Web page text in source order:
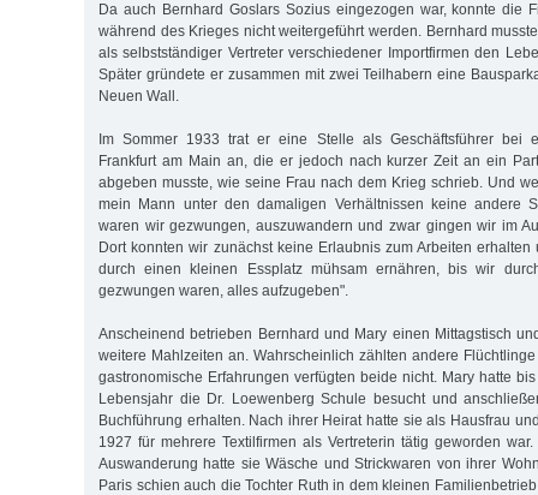
Da auch Bernhard Goslars Sozius eingezogen war, konnte die
während des Krieges nicht weitergeführt werden. Bernhard
als selbstständiger Vertreter verschiedener Importfirmen den
Später gründete er zusammen mit zwei Teilhabern eine
Neuen Wall.
Im Sommer 1933 trat er eine Stelle als Geschäftsführer bei
Frankfurt am Main an, die er jedoch nach kurzer Zeit an ein
abgeben musste, wie seine Frau nach dem Krieg schrieb. Und
mein Mann unter den damaligen Verhältnissen keine andere
waren wir gezwungen, auszuwandern und zwar gingen wir im
Dort konnten wir zunächst keine Erlaubnis zum Arbeiten
durch einen kleinen Essplatz mühsam ernähren, bis wir
gezwungen waren, alles aufzugeben".
Anscheinend betrieben Bernhard und Mary einen Mittagstisch
weitere Mahlzeiten an. Wahrscheinlich zählten andere
gastronomische Erfahrungen verfügten beide nicht. Mary hatte
Lebensjahr die Dr. Loewenberg Schule besucht und
Buchführung erhalten. Nach ihrer Heirat hatte sie als Hausfrau
1927 für mehrere Textilfirmen als Vertreterin tätig geworden
Auswanderung hatte sie Wäsche und Strickwaren von ihrer
Paris schien auch die Tochter Ruth in dem kleinen